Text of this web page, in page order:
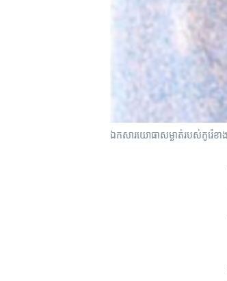
ឯកសារ​យោធា​​សម្ងាត់​​របស់​កូរ៉េ​ខ